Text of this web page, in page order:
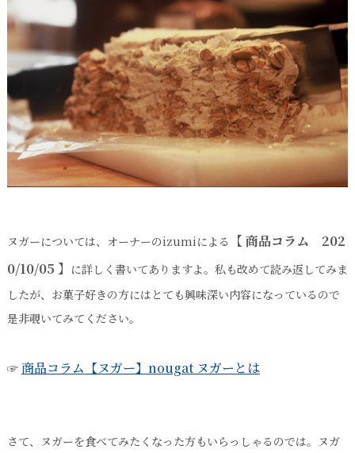
ヌガーについては、オーナーのizumiによる
【 商品コラム 202
0/10/05 】 に詳しく書いてありますよ。私も改めて読み返してみま
したが、お菓子好きの方にはとても興味深い内容になっているので
是非覗いてみてください。
☞ 商品コラム【ヌガー】nougat ヌガーとは
さて、ヌガーを食べてみたくなった方もいらっしゃるのでは。ヌガ